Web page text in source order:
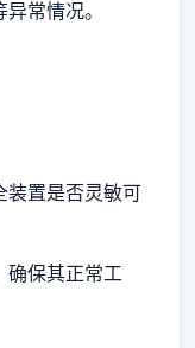
常情况。
装置是否灵敏可
确保其正常工